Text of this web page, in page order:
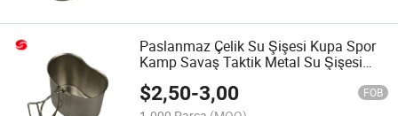
Paslanmaz Çelik Su Şişesi Kupa Spor
Kamp Savaş Taktik Metal Su Şişesi
$2,50-3,00 FOB